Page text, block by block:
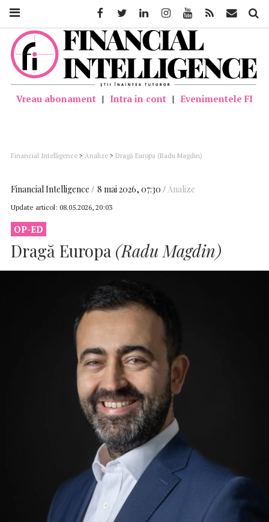
Vreau abonament | Intra in cont | Evenimentele FI
Financial Intelligence > Analize > Dragă Europa (Radu Magdin)
Financial Intelligence 8 mai 2026, 07:30 Analize
Update articol: 08.05.2026, 20:03
OP-ED
Dragă Europa(Radu Magdin)
FacebookTwitter LinkedinInstagramYoutube Feed Mail